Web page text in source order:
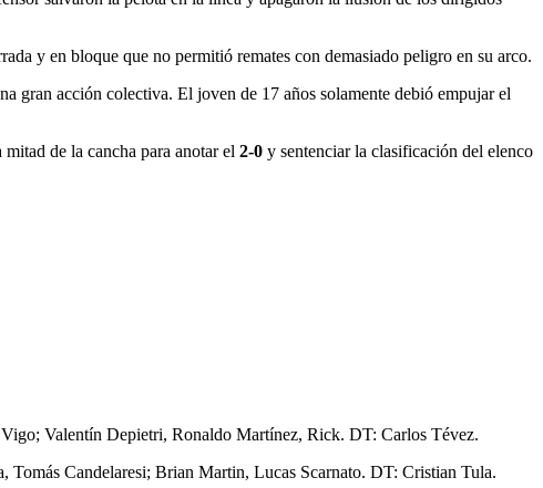
y en bloque que no permitió remates con demasiado peligro en su arco.
gran acción colectiva. El joven de 17 años solamente debió empujar el
de la cancha para anotar el 2-0 y sentenciar la clasificación del elenco
Valentín Depietri, Ronaldo Martínez, Rick. DT: Carlos Tévez.
Candelaresi; Brian Martin, Lucas Scarnato. DT: Cristian Tula.